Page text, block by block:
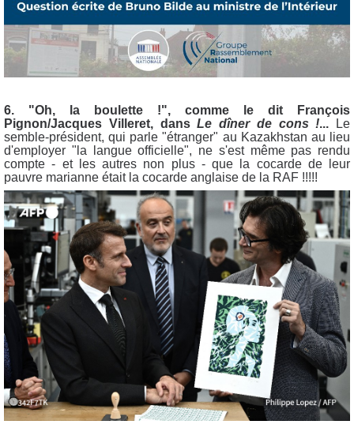
6. "Oh, la boulette !", comme le dit François
Pignon/Jacques Villeret, dansLe dîner de cons !...
Le
semble-président, qui parle "étranger" au Kazakhstan au lieu
d'employer "la langue officielle", ne s'est même pas rendu
compte - et les autres non plus - que la cocarde de leur
pauvre marianne était la cocarde anglaise de la RAF !!!!!